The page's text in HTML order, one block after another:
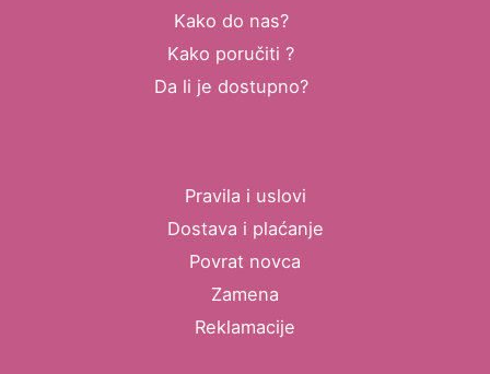
Kako do nas?
Kako poručiti ?
Da li je dostupno?
Pravila i uslovi
Dostava i plaćanje
Povrat novca
Zamena
Reklamacije